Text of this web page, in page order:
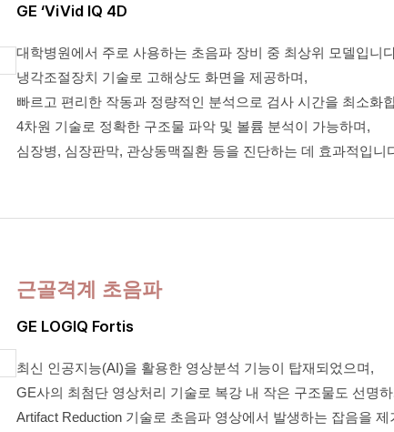
GE ‘ViVid IQ 4D
대학병원에서 주로 사용하는 초음파 장비 중 최상위 모델입니
냉각조절장치 기술로 고해상도 화면을 제공하며,
빠르고 편리한 작동과 정량적인 분석으로 검사 시간을 최소화
4차원 기술로 정확한 구조물 파악 및 볼륨 분석이 가능하며,
심장병, 심장판막, 관상동맥질환 등을 진단하는 데 효과적입니
근골격계 초음파
GE LOGIQ Fortis
최신 인공지능(AI)을 활용한 영상분석 기능이 탑재되었으며,
GE사의 최첨단 영상처리 기술로 복강 내 작은 구조물도 선명
Artifact Reduction 기술로 초음파 영상에서 발생하는 잡음을 제